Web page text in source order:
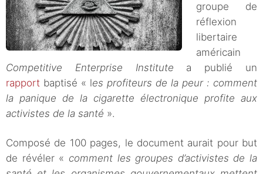
groupe de
réflexion
libertaire
américain
Competitive Enterprise Institute a publié un
rapport baptisé « les profiteurs de la peur : comment
la panique de la cigarette électronique profite aux
activistes de la santé ».
Composé de 100 pages, le document aurait pour but
de révéler « comment les groupes d’activistes de la